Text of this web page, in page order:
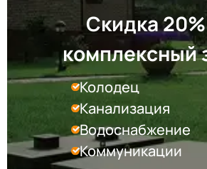
Скидка
комплексный
Колодец
Канализация
Водоснабжение
Коммуникации